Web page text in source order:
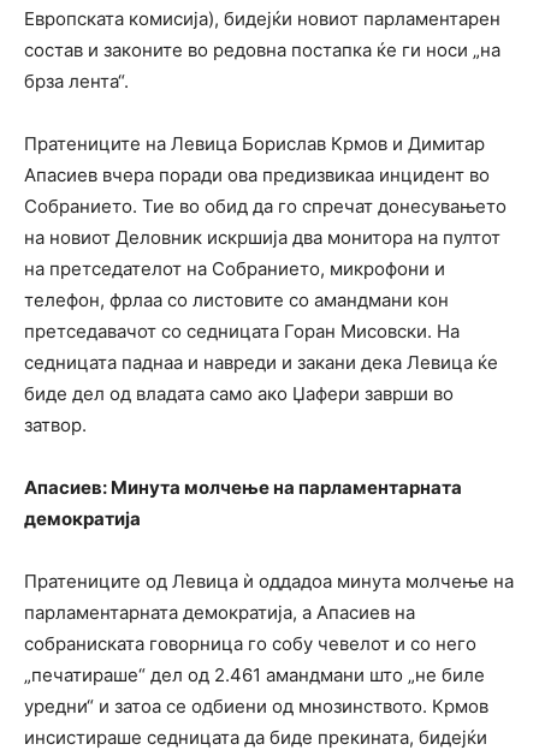
Европската комисија), бидејќи новиот парламентарен
состав и законите во редовна постапка ќе ги носи „на
брза лента“.
Пратениците на Левица Борислав Крмов и Димитар
Апасиев вчера поради ова предизвикаа инцидент во
Собранието. Тие во обид да го спречат донесувањето
на новиот Деловник искршија два монитора на пултот
на претседателот на Собранието, микрофони и
телефон, фрлаа со листовите со амандмани кон
претседавачот со седницата Горан Мисовски. На
седницата паднаа и навреди и закани дека Левица ќе
биде дел од владата само ако Џафери заврши во
затвор.
Апасиев: Минута молчење на парламентарната
демократија
Пратениците од Левица ѝ оддадоа минута молчење на
парламентарната демократија, а Апасиев на
собраниската говорница го собу чевелот и со него
„печатираше“ дел од 2.461 амандмани што „не биле
уредни“ и затоа се одбиени од мнозинството. Крмов
инсистираше седницата да биде прекината, бидејќи